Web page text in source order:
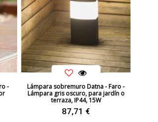
-
Lámpara sobremuro Datna - Faro -
Lámpara gris oscuro, para jardín o
terraza, IP44, 15W
87,71 €